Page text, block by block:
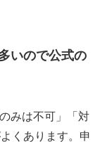
いので公式の
みは不可」「対
くあります。申